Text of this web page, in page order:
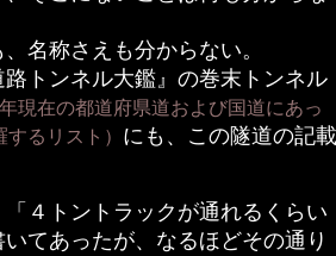
名称さえも分からない。
トンネル大鑑』の巻末トンネル
年現在の都道府県道および国道にあっ
るリスト） にも、この隧道の記載
４トントラックが通れるくらい
てあったが、なるほどその通り